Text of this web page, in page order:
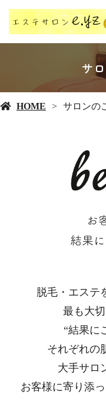
サ
HOME サロンの
脱毛・エステ
最も大
“結果に
それぞれの
大手サロ
お客様に寄り添